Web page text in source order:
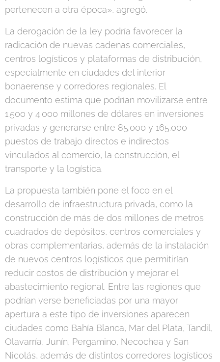
pertenecen a otra época», agregó.
La derogación de la ley podría favorecer la
radicación de nuevas cadenas comerciales,
centros logísticos y plataformas de distribución,
especialmente en ciudades del interior
bonaerense y corredores regionales. El
documento estima que podrían movilizarse entre
1.500 y 4.000 millones de dólares en inversiones
privadas y generarse entre 85.000 y 165.000
puestos de trabajo directos e indirectos
vinculados al comercio, la construcción, el
transporte y la logística.
La propuesta también pone el foco en el
desarrollo de infraestructura privada, como la
construcción de más de dos millones de metros
cuadrados de depósitos, centros comerciales y
obras complementarias, además de la instalación
de nuevos centros logísticos que permitirían
reducir costos de distribución y mejorar el
abastecimiento regional. Entre las regiones que
podrían verse beneficiadas por una mayor
apertura a este tipo de inversiones aparecen
ciudades como Bahía Blanca, Mar del Plata, Tandil,
Olavarría, Junín, Pergamino, Necochea y San
Nicolás, además de distintos corredores logísticos